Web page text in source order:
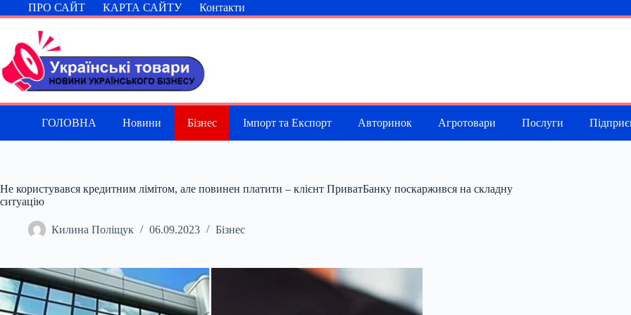
Перейти
до
ПРО САЙТ КАРТА САЙТУ Контакти
ГОЛОВНА Новини Бізнес Імпорт та Експорт Авторинок Агротовари Послуги
Не користувався кредитним лімітом, але повинен платити – клієнт ПриватБанку поскаржився на складну
ситуацію
Килина Поліщук 06.09.2023 Бізнес